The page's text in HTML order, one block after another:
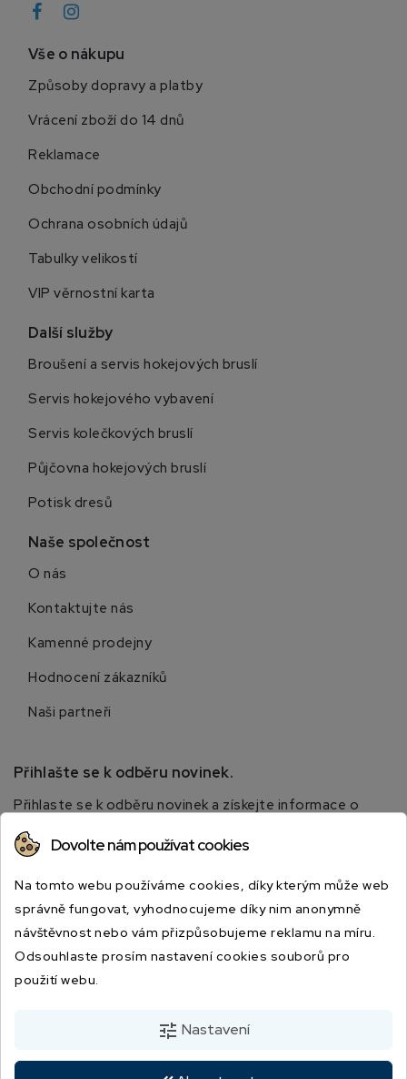
Vše o nákupu
Způsoby dopravy a platby
Vrácení zboží do 14 dnů
Reklamace
Obchodní podmínky
Ochrana osobních údajů
Tabulky velikostí
VIP věrnostní karta
Další služby
Broušení a servis hokejových bruslí
Servis hokejového vybavení
Servis kolečkových bruslí
Půjčovna hokejových bruslí
Potisk dresů
Naše společnost
O nás
Kontaktujte nás
Kamenné prodejny
Hodnocení zákazníků
Naši partneři
Přihlašte se k odběru novinek.
Přihlaste se k odběru novinek a získejte informace o
speciálních slevách.
Dovolte nám používat cookies
Na tomto webu používáme cookies, díky kterým může web
správně fungovat, vyhodnocujeme díky nim anonymně
návštěvnost nebo vám přizpůsobujeme reklamu na míru.
Odsouhlaste prosím nastavení cookies souborů pro
použití webu.
tune Nastavení